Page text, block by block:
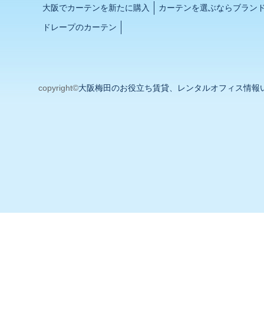
大阪でカーテンを新たに購入 カーテンを選ぶならブラン
ドレープのカーテン
copyright©大阪梅田のお役立ち賃貸、レンタルオフィス情報